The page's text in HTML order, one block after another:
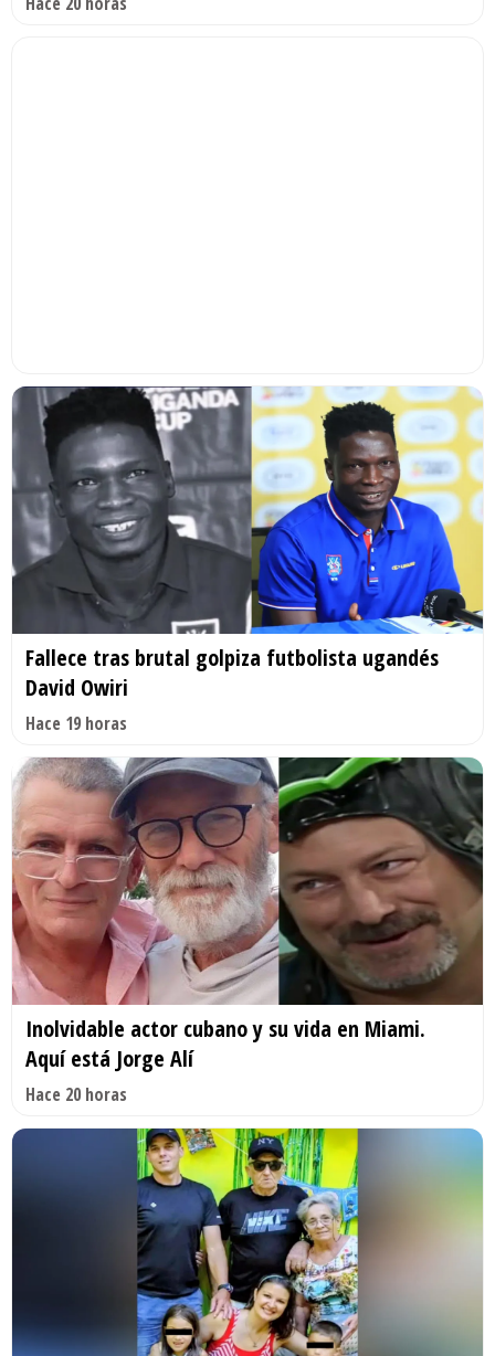
Fallece tras brutal golpiza futbolista ugandés
David Owiri
Hace 19 horas
Inolvidable actor cubano y su vida en Miami.
Aquí está Jorge Alí
Hace 20 horas